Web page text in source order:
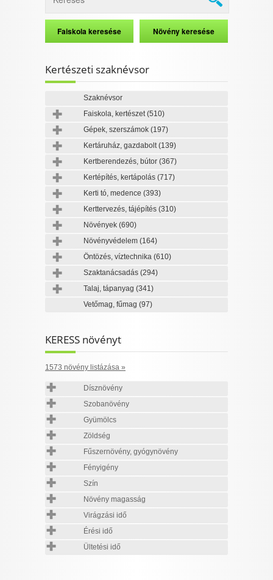
Kertészeti szaknévsor
Szaknévsor
Faiskola, kertészet(510)
Gépek, szerszámok (197)
Kertáruház, gazdabolt(139)
Kertberendezés, bútor (367)
Kertépítés, kertápolás (717)
Kerti tó, medence (393)
Kerttervezés, tájépítés (310)
Növények (690)
Növényvédelem (164)
Öntözés, víztechnika (610)
Szaktanácsadás (294)
Talaj, tápanyag (341)
Vetőmag, fűmag (97)
KERESS növényt
1573 növény listázása »
Dísznövény
Szobanövény
Gyümölcs
Zöldség
Fűszernövény, gyógynövény
Fényigény
Szín
Növény magasság
Virágzási idő
Érési idő
Ültetési idő